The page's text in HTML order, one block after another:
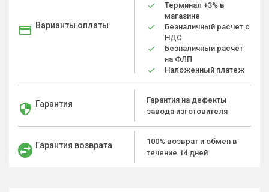
Варианты оплаты
Терминал +3% в
магазине
Безналичный расчет с
НДС
Безналичный расчёт
на ФЛП
Наложенный платеж
Гарантия
Гарантия на дефекты
завода изготовителя
Гарантия возврата
100% возврат и обмен в
течение 14 дней